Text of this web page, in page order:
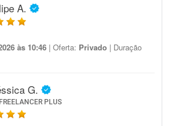
A.
às 10:46 | Oferta: Privado | Duração
G.
PLUS